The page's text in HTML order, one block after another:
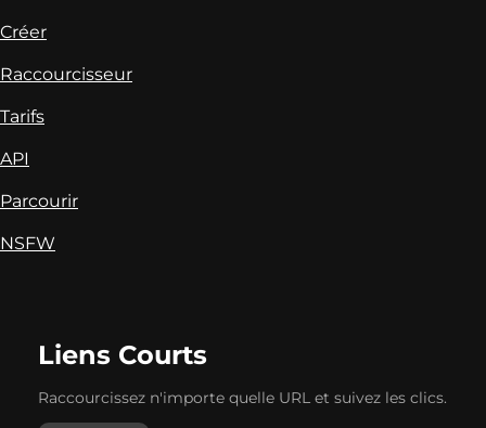
Créer
Raccourcisseur
Tarifs
API
Parcourir
NSFW
Liens Courts
Raccourcissez n'importe quelle URL et suivez les clics.